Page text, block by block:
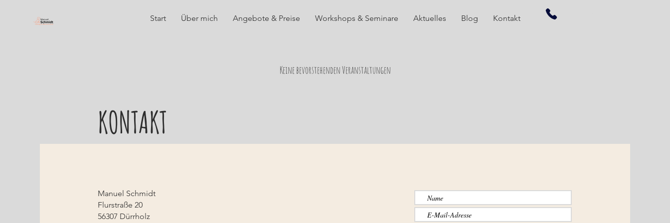
Start Über mich Angebote & Preise Workshops & Seminare Aktuelles Blog Kontakt
Keine bevorstehenden Veranstaltungen
KONTAKT
Manuel Schmidt
Flurstraße 20
56307 Dürrholz